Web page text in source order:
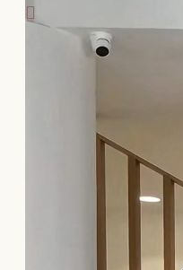
Το καλάθι